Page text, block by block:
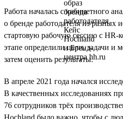
Работа началась с кабинетного
о бренде работодателя из разных
стартовую рабочую сессию с HR-
этапе определили цели, задачи и
затем оценить результаты.
В апреле 2021 года начался
В качественных исследованиях
76 сотрудников трёх
Hochland было важно, чтобы с